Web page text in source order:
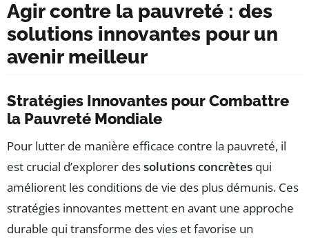
Agir contre la pauvreté : des
solutions innovantes pour un
avenir meilleur
Stratégies Innovantes pour Combattre
la Pauvreté Mondiale
Pour lutter de manière efficace contre la pauvreté, il
est crucial d’explorer dessolutions concrètes qui
améliorent les conditions de vie des plus démunis. Ces
stratégies innovantes mettent en avant une approche
durable qui transforme des vies et favorise un